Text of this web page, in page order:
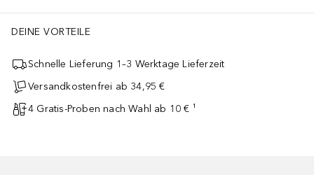
DEINE VORTEILE
Schnelle Lieferung 1–3 Werktage Lieferzeit
Versandkostenfrei ab 34,95 €
4 Gratis-Proben nach Wahl ab 10 € ¹